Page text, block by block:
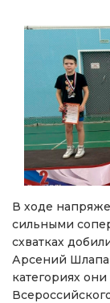
В ходе
сильными
схватках
Арсений
категориях